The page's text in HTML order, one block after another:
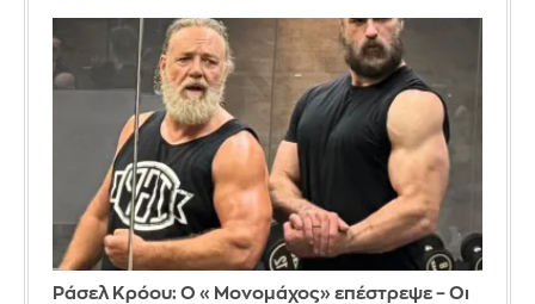
Ράσελ Κρόου: Ο «Μονομάχος» επέστρεψε – Οι